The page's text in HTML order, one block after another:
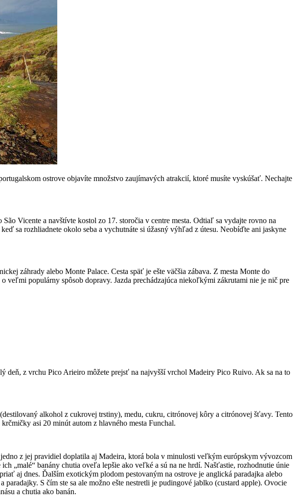
ostrove objavíte množstvo zaujímavých atrakcií, ktoré musíte vyskúšať. Nechajte
Vicente a navštívte kostol zo 17. storočia v centre mesta. Odtiaľ sa vydajte rovno na
sa rozhliadnete okolo seba a vychutnáte si úžasný výhľad z útesu. Neobíďte ani jaskyne
záhrady alebo Monte Palace. Cesta späť je ešte väčšia zábava. Z mesta Monte do
veľmi populárny spôsob dopravy. Jazda prechádzajúca niekoľkými zákrutami nie je nič pre
deň, z vrchu Pico Arieiro môžete prejsť na najvyšší vrchol Madeiry Pico Ruivo. Ak sa na to
alkohol z cukrovej trstiny), medu, cukru, citrónovej kôry a citrónovej šťavy. Tento
asi 20 minút autom z hlavného mesta Funchal.
z jej pravidiel doplatila aj Madeira, ktorá bola v minulosti veľkým európskym vývozcom
„malé“ banány chutia oveľa lepšie ako veľké a sú na ne hrdí. Našťastie, rozhodnutie únie
aj dnes. Ďalším exotickým plodom pestovaným na ostrove je anglická paradajka alebo
S čím ste sa ale možno ešte nestretli je pudingové jablko (custard apple). Ovocie
a chutia ako banán.